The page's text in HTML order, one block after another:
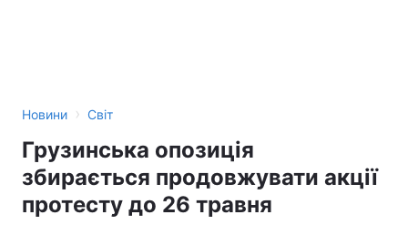
Новини › Світ
Грузинська опозиція
збирається продовжувати акції
протесту до 26 травня